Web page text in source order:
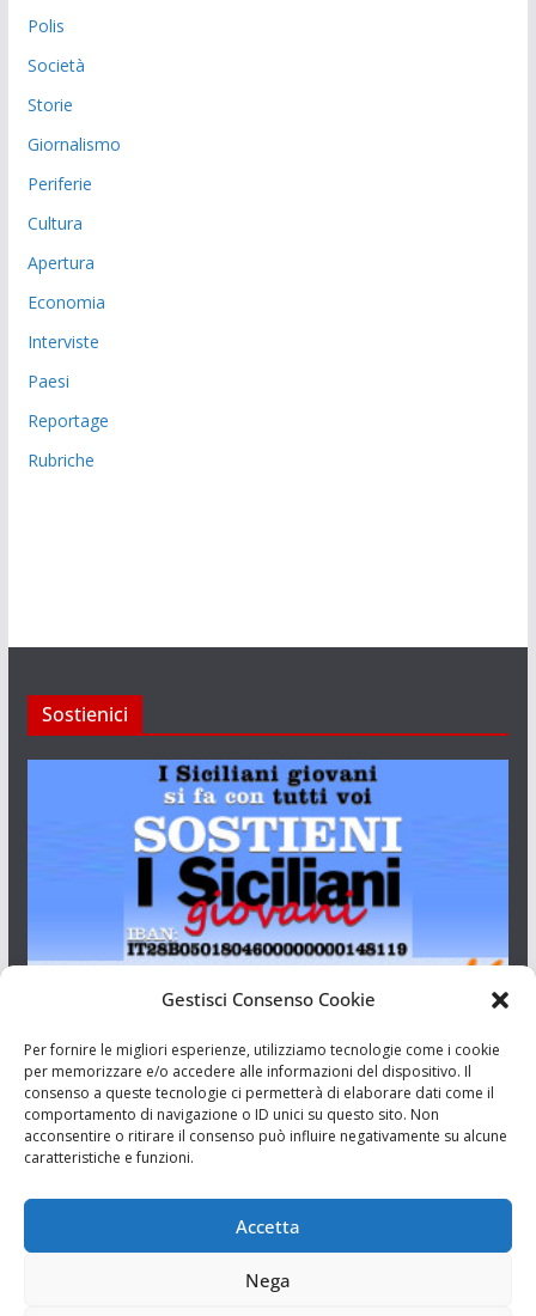
Gestisci Consenso Cookie
Per fornire le migliori esperienze, utilizziamo tecnologie come i cookie
per memorizzare e/o accedere alle informazioni del dispositivo. Il
consenso a queste tecnologie ci permetterà di elaborare dati come il
comportamento di navigazione o ID unici su questo sito. Non
acconsentire o ritirare il consenso può influire negativamente su alcune
caratteristiche e funzioni.
Accetta
Nega
Polis
Società
Storie
Giornalismo
Periferie
Cultura
Apertura
Economia
Interviste
Paesi
Reportage
Rubriche
Sostienici
Aut. del tribunale di Catania n.23/2011 del 20/09/2011 Dir.
Resp. Riccardo Orioles.
Associazione Culturale I Siciliani Giovani
via Randazzo 27 Catania